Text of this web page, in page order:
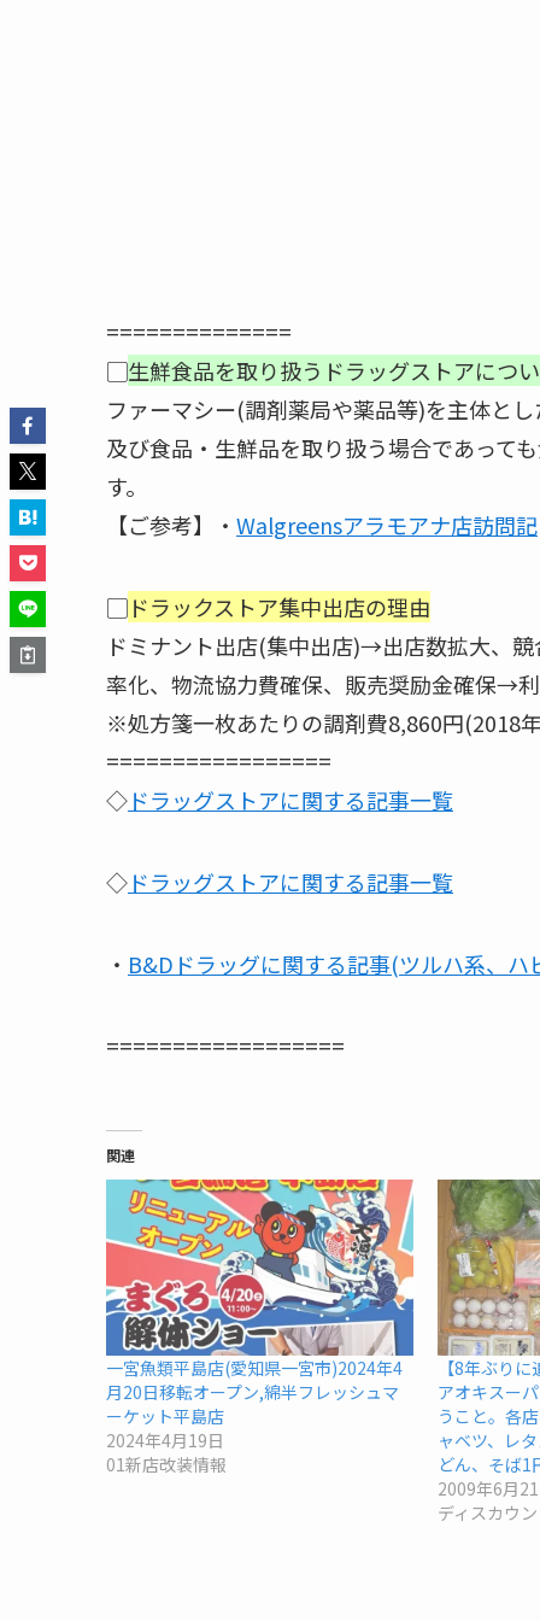
==============
▢生鮮食品を取り扱うドラッグストアにつ
ファーマシー(調剤薬局や薬品等)を主体と
及び食品・生鮮品を取り扱う場合であって
す。
【ご参考】・ Walgreensアラモアナ店訪問記
▢ドラックストア集中出店の理由
ドミナント出店(集中出店)→出店数拡大、
率化、物流協力費確保、販売奨励金確保→利
※処方箋一枚あたりの調剤費8,860円(2018
=================
◇ドラッグストアに関する記事一覧
◇ドラッグストアに関する記事一覧
・ B&Dドラッグに関する記事(ツルハ系、ハ
==================
関連
一宮魚類平島店(愛知県一宮市)2024年4
月20日移転オープン,綿半フレッシュマ
ーケット平島店
2024年4月19日
01新店改装情報
【8年ぶり
アオキスー
うこと。各
ャベツ、レ
どん、そば1
2009年6月
ディスカウ